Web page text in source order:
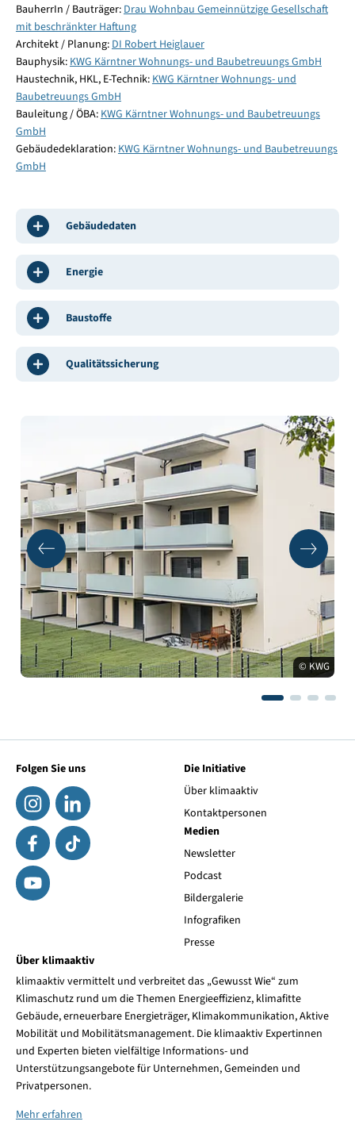
BauherrIn / Bauträger: Drau Wohnbau Gemeinnützige Gesellschaft
mit beschränkter Haftung
Architekt / Planung: DI Robert Heiglauer
Bauphysik: KWG Kärntner Wohnungs- und Baubetreuungs GmbH
Haustechnik, HKL, E-Technik: KWG Kärntner Wohnungs- und
Baubetreuungs GmbH
Bauleitung / ÖBA: KWG Kärntner Wohnungs- und Baubetreuungs
GmbH
Gebäudedeklaration: KWG Kärntner Wohnungs- und Baubetreuungs
GmbH
Gebäudedaten
Energie
Baustoffe
Qualitätssicherung
© KWG
Folgen Sie uns
Die Initiative
Über klimaaktiv
Kontaktpersonen
Medien
Newsletter
Podcast
Bildergalerie
Infografiken
Presse
Über klimaaktiv
klimaaktiv vermittelt und verbreitet das „Gewusst Wie“ zum
Klimaschutz rund um die Themen Energieeffizienz, klimafitte
Gebäude, erneuerbare Energieträger, Klimakommunikation, Aktive
Mobilität und Mobilitätsmanagement. Die klimaaktiv Expertinnen
und Experten bieten vielfältige Informations- und
Unterstützungsangebote für Unternehmen, Gemeinden und
Privatpersonen.
Mehr erfahren